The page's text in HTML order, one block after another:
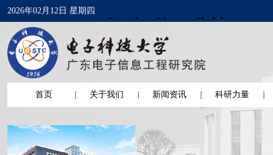
2026年02月12日 星期四
首页 关于我们 新闻资讯 科研力量